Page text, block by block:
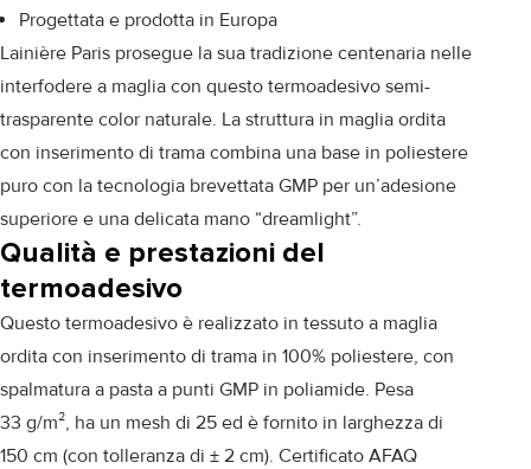
Progettata e prodotta in Europa
Lainière Paris prosegue la sua tradizione centenaria nelle
interfodere a maglia con questo termoadesivo semi-
trasparente color naturale. La struttura in maglia ordita
con inserimento di trama combina una base in poliestere
puro con la tecnologia brevettata GMP per un’adesione
superiore e una delicata mano “dreamlight”.
Qualità e prestazioni del
termoadesivo
Questo termoadesivo è realizzato in tessuto a maglia
ordita con inserimento di trama in 100% poliestere, con
spalmatura a pasta a punti GMP in poliamide. Pesa
33 g/m², ha un mesh di 25 ed è fornito in larghezza di
150 cm (con tolleranza di ± 2 cm). Certificato AFAQ